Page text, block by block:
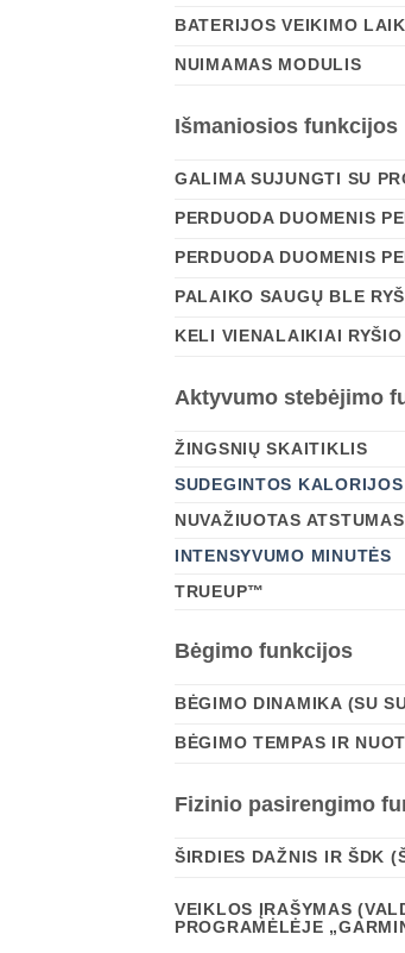
BATERIJOS VEIKIMO
NUIMAMAS MODULIS
Išmaniosios funkcijos
GALIMA SUJUNGTI SU
PERDUODA DUOMENIS
PERDUODA DUOMENIS
PALAIKO SAUGŲ BLE
KELI VIENALAIKIAI RYŠIO
Aktyvumo stebėjimo
ŽINGSNIŲ SKAITIKLIS
SUDEGINTOS KALORIJOS
NUVAŽIUOTAS ATSTUMAS
INTENSYVUMO MINUTĖS
TRUEUP™
Bėgimo funkcijos
BĖGIMO DINAMIKA (SU
BĖGIMO TEMPAS IR
Fizinio pasirengimo
ŠIRDIES DAŽNIS IR ŠDK
VEIKLOS ĮRAŠYMAS
PROGRAMĖLĖJE